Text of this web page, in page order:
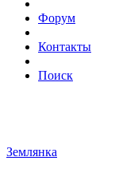
Форум
Контакты
Поиск
Землянка